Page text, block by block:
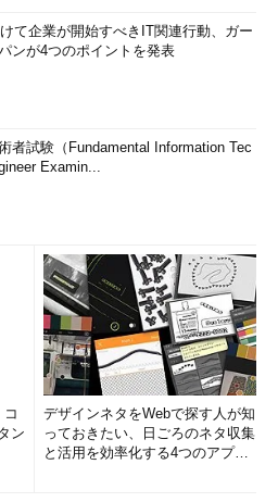
て企業が開始すべきIT関連行動、ガー
ンが4つのポイントを発表
者試験（Fundamental Information Tec
Examin...
ン
デザインネタをWebで探す人が知
っておきたい、日ごろのネタ収集
と活用を効率化する4つのアプリ